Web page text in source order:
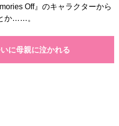
Off』のキャラクターから
か……。
に母親に泣かれる